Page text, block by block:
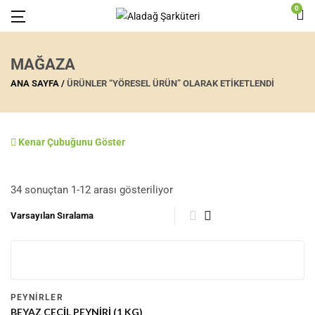
0
MAĞAZA
ANA SAYFA ÜRÜNLER “YÖRESEL ÜRÜN” OLARAK ETIKETLENDI
Kenar Çubuğunu Göster
34 sonuçtan 1-12 arası gösteriliyor
PEYNIRLER
BEYAZ ÇEÇIL PEYNIRI (1 KG)